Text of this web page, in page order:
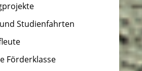
Studienfahrten
Förderklasse